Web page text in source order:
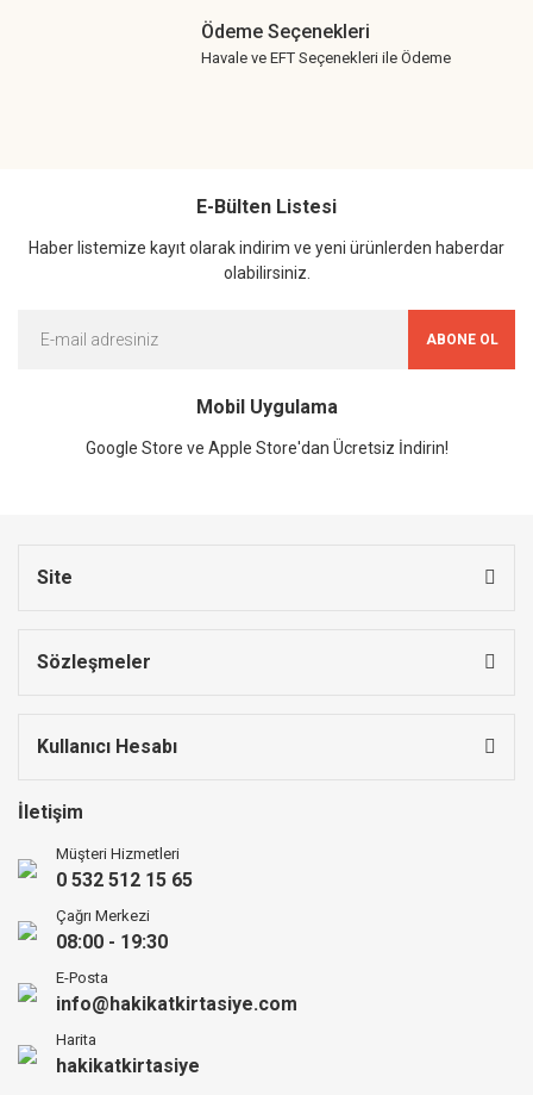
Ödeme Seçenekleri
Havale ve EFT Seçenekleri ile Ödeme
E-Bülten Listesi
Haber listemize kayıt olarak indirim ve yeni ürünlerden haberdar
olabilirsiniz.
ABONE OL
Mobil Uygulama
Google Store ve Apple Store'dan Ücretsiz İndirin!
Site
Sözleşmeler
Kullanıcı Hesabı
İletişim
Müşteri Hizmetleri
0 532 512 15 65
Çağrı Merkezi
08:00 - 19:30
E-Posta
info@hakikatkirtasiye.com
Harita
hakikatkirtasiye